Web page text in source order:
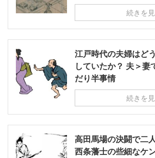
続きを
江戸時代の夫婦はど
していたか？ 夫＞妻
だり半事情
続きを
高田馬場の決闘で二
西条藩士の些細なケ